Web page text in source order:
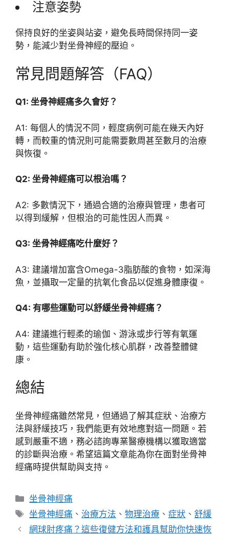
注意姿勢
保持良好的坐姿與站姿，避免長時間保持同一姿
勢，能減少對坐骨神經的壓迫。
常見問題解答（FAQ）
Q1: 坐骨神經痛多久會好？
A1: 每個人的情況不同，輕度病例可能在幾天內好
轉，而較重的情況則可能需要數周甚至數月的治療
與恢復。
Q2: 坐骨神經痛可以根治嗎？
A2: 多數情況下，通過合適的治療與管理，患者可
以得到緩解，但根治的可能性因人而異。
Q3: 坐骨神經痛吃什麼好？
A3: 建議增加富含Omega-3脂肪酸的食物，如深海
魚，並攝取一定量的抗氧化食品以促進身體康復。
Q4: 有哪些運動可以舒緩坐骨神經痛？
A4: 建議進行輕柔的瑜伽、游泳或步行等有氧運
動，這些運動有助於強化核心肌群，改善整體健
康。
總結
坐骨神經痛雖然常見，但通過了解其症狀、治療方
法與舒緩技巧，我們能更有效地應對這一問題。若
感到嚴重不適，務必諮詢專業醫療機構以獲取適當
的診斷與治療。希望這篇文章能為你在面對坐骨神
經痛時提供幫助與支持。
分
類
坐骨神經痛
標
籤
坐骨神經痛 、 治療方法 、物理治療 、症狀 、舒緩
網球肘疼痛？這些復健方法和護具幫助你快速恢